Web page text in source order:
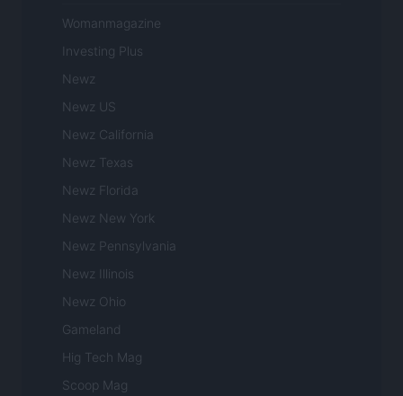
Womanmagazine
Investing Plus
Newz
Newz US
Newz California
Newz Texas
Newz Florida
Newz New York
Newz Pennsylvania
Newz Illinois
Newz Ohio
Gameland
Hig Tech Mag
Scoop Mag